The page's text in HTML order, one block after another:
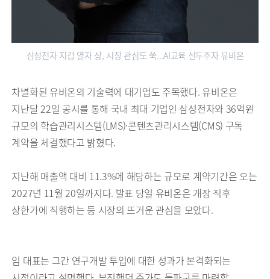
삼성전자 지갑 열자 상, 시장 관심도 쑥…AI교육 선두주자 유비온
차별화된 유비온의 기술력에 대기업도 주목했다. 유비온은
지난달 22일 공시를 통해 국내 최대 기업인 삼성전자와 36억원
규모의 학습관리시스템(LMS)·콘텐츠관리시스템(CMS) 구독
계약을 체결했다고 밝혔다.
지난해 매출액 대비 11.3%에 해당하는 규모로 계약기간은 오는
2027년 11월 20일까지다. 발표 당일 유비온은 개장 직후
상한가에 직행하는 등 시장의 뜨거운 관심을 모았다.
임 대표는 그간 연구개발 투입에 대한 성과가 본격화되는